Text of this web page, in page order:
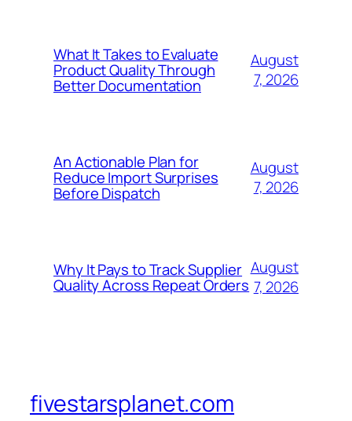
What It Takes to Evaluate
Product Quality Through
Better Documentation
August
7, 2026
An Actionable Plan for
Reduce Import Surprises
Before Dispatch
August
7, 2026
Why It Pays to Track Supplier
Quality Across Repeat Orders
August
7, 2026
fivestarsplanet.com